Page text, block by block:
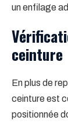
un enfilage
ceinture
En plus de
ceinture est
positionnée